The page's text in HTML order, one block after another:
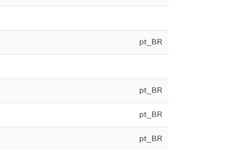
pt_BR
pt_BR
pt_BR
pt_BR